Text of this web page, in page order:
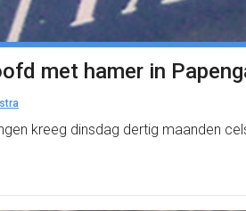
met hamer in
kreeg dinsdag dertig maanden